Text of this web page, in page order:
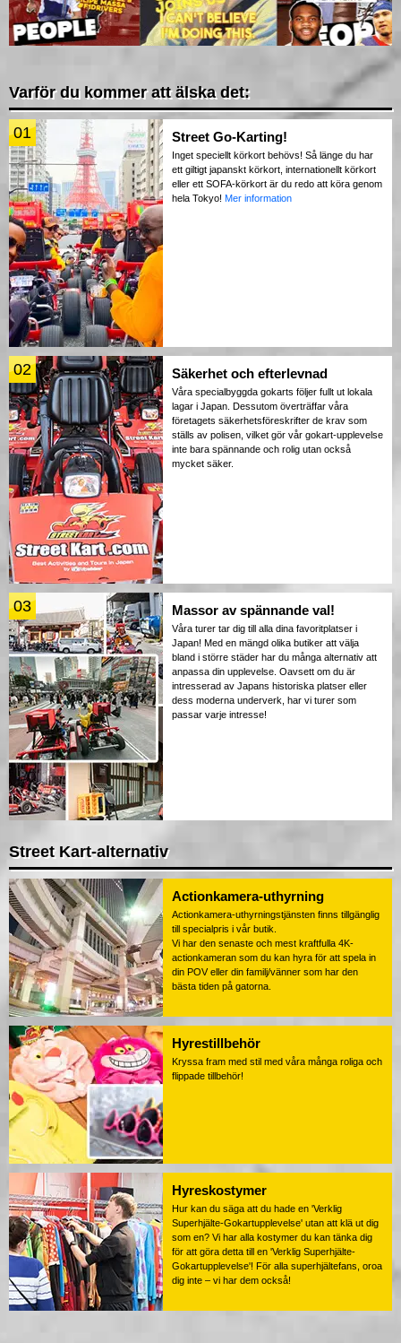
Varför du kommer att älska det:
01 Street Go-Karting!
Inget speciellt körkort behövs! Så länge du har
ett giltigt japanskt körkort, internationellt körkort
eller ett SOFA-körkort är du redo att köra genom
hela Tokyo! Mer information
02 Säkerhet och efterlevnad
Våra specialbyggda gokarts följer fullt ut lokala
lagar i Japan. Dessutom överträffar våra
företagets säkerhetsföreskrifter de krav som
ställs av polisen, vilket gör vår gokart-upplevelse
inte bara spännande och rolig utan också
mycket säker.
03 Massor av spännande val!
Våra turer tar dig till alla dina favoritplatser i
Japan! Med en mängd olika butiker att välja
bland i större städer har du många alternativ att
anpassa din upplevelse. Oavsett om du är
intresserad av Japans historiska platser eller
dess moderna underverk, har vi turer som
passar varje intresse!
Street Kart-alternativ
Actionkamera-uthyrning
Actionkamera-uthyrningstjänsten finns tillgänglig
till specialpris i vår butik.
Vi har den senaste och mest kraftfulla 4K-
actionkameran som du kan hyra för att spela in
din POV eller din familj/vänner som har den
bästa tiden på gatorna.
Hyrestillbehör
Kryssa fram med stil med våra många roliga och
flippade tillbehör!
Hyreskostymer
Hur kan du säga att du hade en 'Verklig
Superhjälte-Gokartupplevelse' utan att klä ut dig
som en? Vi har alla kostymer du kan tänka dig
för att göra detta till en 'Verklig Superhjälte-
Gokartupplevelse'! För alla superhjältefans, oroa
dig inte – vi har dem också!